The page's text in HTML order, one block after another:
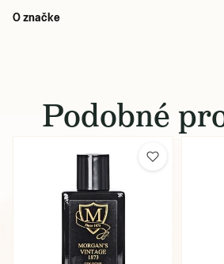
O značke
Podobné